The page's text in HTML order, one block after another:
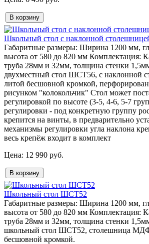
В корзину
Школьный стол с наклонной
Габаритные размеры: Ширина 1200 мм,
высота от 580 до 820 мм Комплектация:
труба 28мм и 32мм, толщина стенки
двухместный стол ШСТ56, с наклонной
литой бесшовной кромкой,
рисунком "колокольчик" Стол может
регулировкой по высоте (3-5, 4-6, 5-7
регулировки - под конкретную группу
крепится на винты, в предварительно
механизмы регулировки угла наклона
весь крепёж входит в комплект
12 990 руб.
В корзину
Школьный стол ШСТ52
Габаритные размеры: Ширина 1200 мм,
высота от 580 до 820 мм Комплектация:
труба 28мм и 32мм, толщина стенки
школьный стол ШСТ52, столешница
бесшовной кромкой.